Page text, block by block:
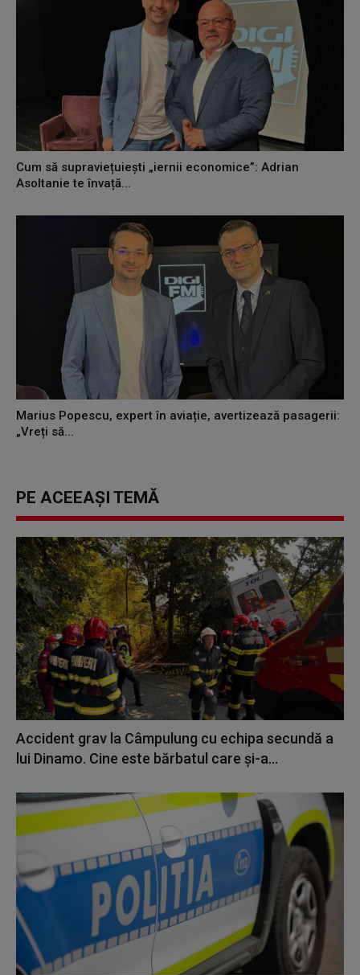
Cum să supraviețuiești „iernii economice”: Adrian
Asoltanie te învață...
Marius Popescu, expert în aviație, avertizează pasagerii:
„Vreți să...
PE ACEEAȘI TEMĂ
Accident grav la Câmpulung cu echipa secundă a
lui Dinamo. Cine este bărbatul care și-a...